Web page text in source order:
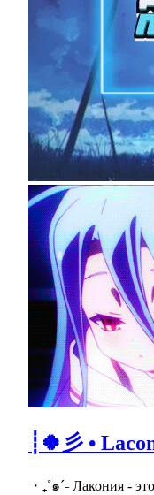
┊🍀彡 •
・₊˚๑ˊ˗ Лакония -